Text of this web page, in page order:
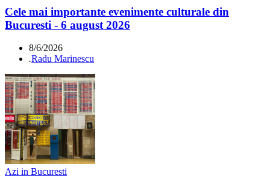
Cele mai importante evenimente culturale din
Bucuresti - 6 august 2026
8/6/2026
.Radu Marinescu
Azi in Bucuresti